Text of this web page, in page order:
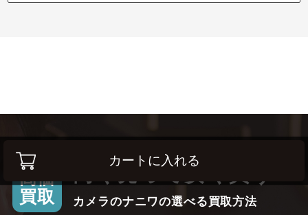
カートに入れる
高価
買取
カメラのナニワの選べる買取方法